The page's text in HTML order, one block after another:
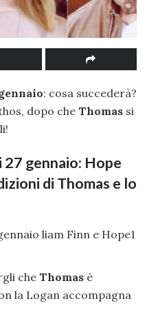
: cosa succederà?
dopo che Thomas si
gennaio: Hope
di Thomas e lo
che Thomas è
la Logan accompagna